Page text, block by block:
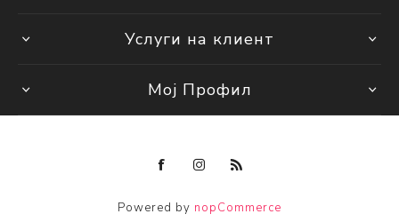
Услуги на клиент
Мој Профил
Powered by nopCommerce